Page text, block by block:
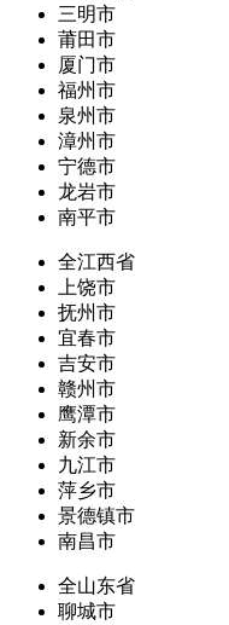
三明市
莆田市
厦门市
福州市
泉州市
漳州市
宁德市
龙岩市
南平市
全江西省
上饶市
抚州市
宜春市
吉安市
赣州市
鹰潭市
新余市
九江市
萍乡市
景德镇市
南昌市
全山东省
聊城市